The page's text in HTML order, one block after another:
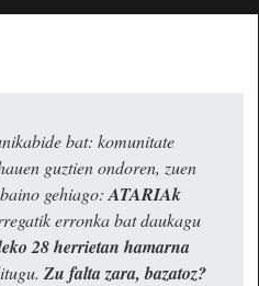
bat: komunitate
guztien ondoren, zuen
gehiago: ATARIAk
erronka bat daukagu
28 herrietan hamarna
Zu falta zara, bazatoz?